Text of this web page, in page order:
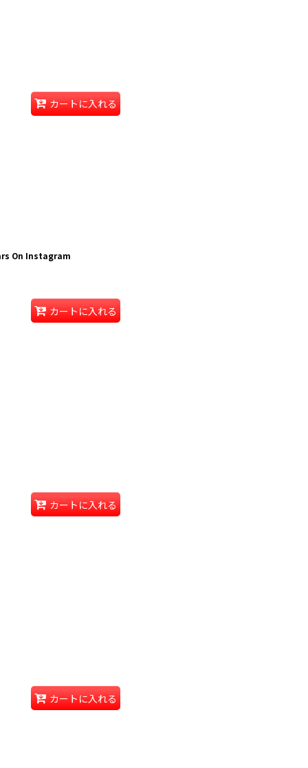
カートに入れる
On Instagram
カートに入れる
カートに入れる
カートに入れる